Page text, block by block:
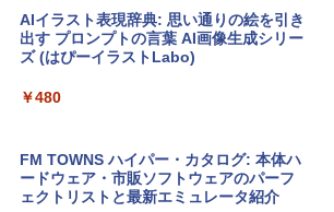
Apple 2026 MacBook Air M5チップ搭載
13インチノートブック：AIとApple Intell
スプレイ、16GBユニファイドメモリ、51
h ID - ミッドナイト
￥217,556
Microsoft Office Home & Business 202
4(最新 永続版)|オンラインコード版|Wind
Windows版 | Minecraft (マインクラフ
ト): Java & Bedrock Edition | オンライ
AIイラスト表現辞典: 思い通りの絵を引き
出す プロンプトの言葉 AI画像生成シリー
ズ (はぴーイラストLabo)
￥480
FM TOWNS ハイパー・カタログ: 本体ハ
ードウェア・市販ソフトウェアのパーフ
ェクトリストと最新エミュレータ紹介